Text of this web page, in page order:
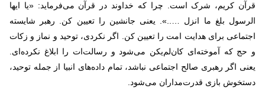
قرآن کریم، شرک است. چرا که خداوند در قرآن می‌فرماید: «یا ایها
الرسول بلغ ما انزل …..». یعنی جانشین را تعیین کن. رهبر شایسته
اجتماعی برای هدایت امت را تعیین کن. اگر نکردی، توحید و نماز و زکات
و حج که آموخته‌ای کان‌لم‌یکن می‌شود و رسالت‌ات را ابلاغ نکرده‌ای.
یعنی اگر رهبری صالح اجتماعی نباشد، تمام داده‌های انبیا از جمله توحید،
دستخوش بازی قدرت‌مداران می‌شود.